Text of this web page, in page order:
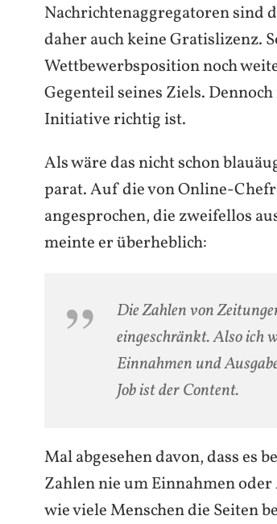
Nachrichtenaggregatoren sind
daher auch keine Gratislizenz.
Wettbewerbsposition noch
Gegenteil seines Ziels.
Initiative richtig ist.
Als wäre das nicht schon
parat. Auf die von Online-
angesprochen, die zweifellos
meinte er überheblich:
Die Zahlen von
eingeschränkt. Also ich
Einnahmen und
Job ist der Content.
Mal abgesehen davon, dass es
Zahlen nie um Einnahmen
wie viele Menschen die Seiten